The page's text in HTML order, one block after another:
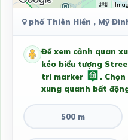
phố Thiên Hiền , Mỹ
Để xem cảnh quan
kéo biểu tượng
trí marker
.
xung quanh bất
500 m